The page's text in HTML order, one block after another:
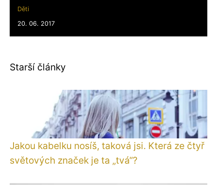
Děti
20. 06. 2017
Starší články
Jakou kabelku nosíš, taková jsi. Která ze čtyř
světových značek je ta „tvá“?